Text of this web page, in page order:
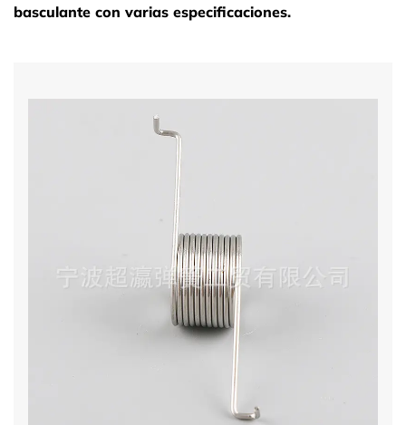
basculante con varias especificaciones.